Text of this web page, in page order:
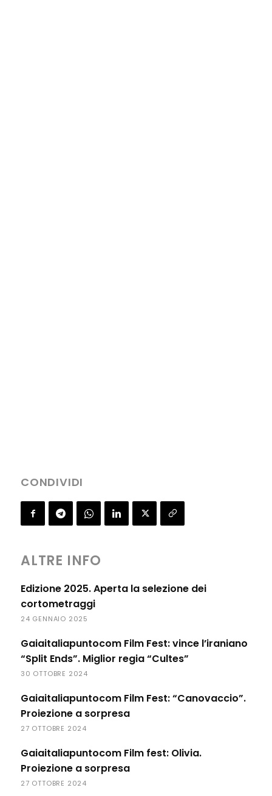
CONDIVIDI
ALTRE INFO
Edizione 2025. Aperta la selezione dei
cortometraggi
24 GENNAIO 2025
Gaiaitaliapuntocom Film Fest: vince l’iraniano
“Split Ends”. Miglior regia “Cultes”
30 OTTOBRE 2024
Gaiaitaliapuntocom Film Fest: “Canovaccio”.
Proiezione a sorpresa
27 OTTOBRE 2024
Gaiaitaliapuntocom Film fest: Olivia.
Proiezione a sorpresa
27 OTTOBRE 2024